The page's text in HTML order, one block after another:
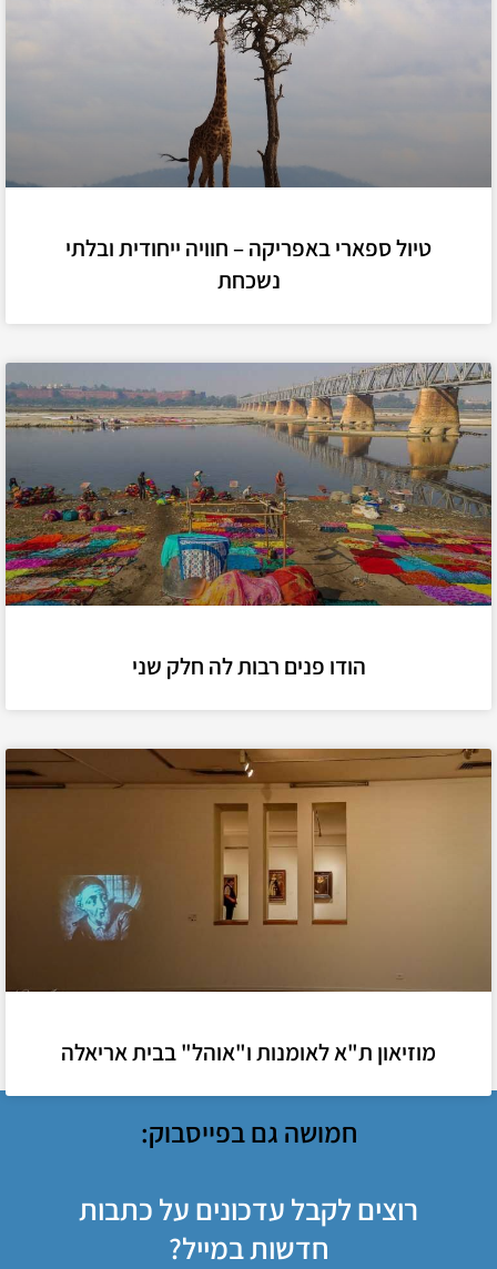
טיול ספארי באפריקה – חוויה ייחודית ובלתי
נשכחת
הודו פנים רבות לה חלק שני
מוזיאון ת"א לאומנות ו"אוהל" בבית אריאלה
חמושה גם בפייסבוק:
רוצים לקבל עדכונים על כתבות
חדשות במייל?